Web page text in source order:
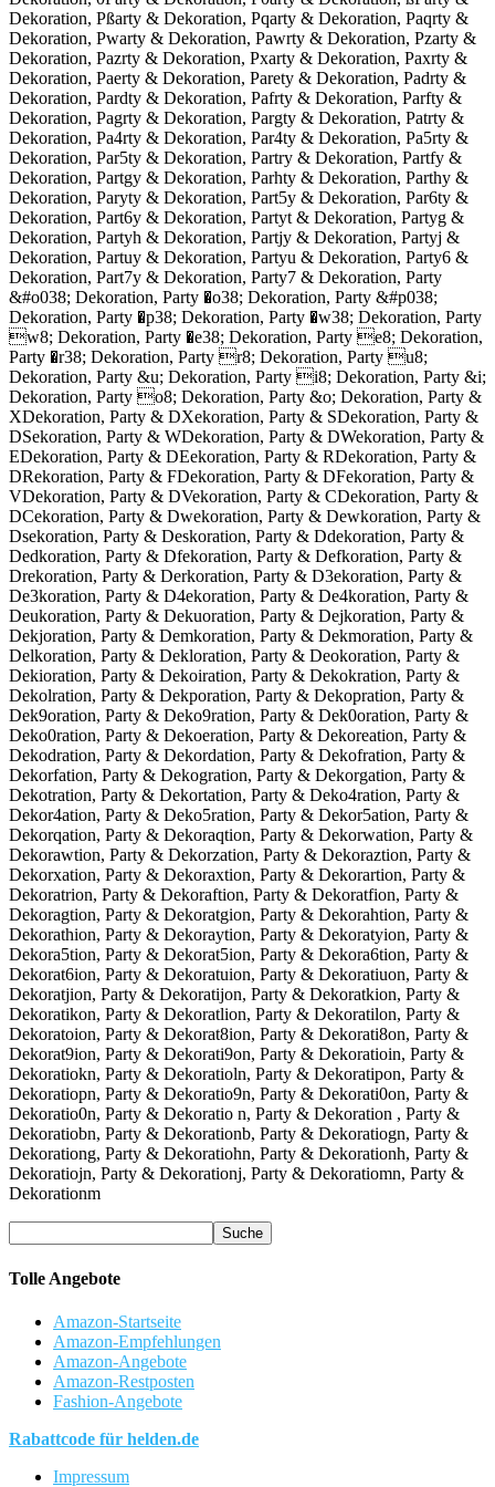
Dekoration, Pßarty & Dekoration, Pqarty & Dekoration, Paqrty &
Dekoration, Pwarty & Dekoration, Pawrty & Dekoration, Pzarty &
Dekoration, Pazrty & Dekoration, Pxarty & Dekoration, Paxrty &
Dekoration, Paerty & Dekoration, Parety & Dekoration, Padrty &
Dekoration, Pardty & Dekoration, Pafrty & Dekoration, Parfty &
Dekoration, Pagrty & Dekoration, Pargty & Dekoration, Patrty &
Dekoration, Pa4rty & Dekoration, Par4ty & Dekoration, Pa5rty &
Dekoration, Par5ty & Dekoration, Partry & Dekoration, Partfy &
Dekoration, Partgy & Dekoration, Parhty & Dekoration, Parthy &
Dekoration, Paryty & Dekoration, Part5y & Dekoration, Par6ty &
Dekoration, Part6y & Dekoration, Partyt & Dekoration, Partyg &
Dekoration, Partyh & Dekoration, Partjy & Dekoration, Partyj &
Dekoration, Partuy & Dekoration, Partyu & Dekoration, Party6 &
Dekoration, Part7y & Dekoration, Party7 & Dekoration, Party
&#o038; Dekoration, Party �o38; Dekoration, Party &#p038;
Dekoration, Party �p38; Dekoration, Party �w38; Dekoration, Party
w8; Dekoration, Party �e38; Dekoration, Party e8; Dekoration,
Party �r38; Dekoration, Party r8; Dekoration, Party u8;
Dekoration, Party &u; Dekoration, Party i8; Dekoration, Party &i;
Dekoration, Party o8; Dekoration, Party &o; Dekoration, Party &
XDekoration, Party & DXekoration, Party & SDekoration, Party &
DSekoration, Party & WDekoration, Party & DWekoration, Party &
EDekoration, Party & DEekoration, Party & RDekoration, Party &
DRekoration, Party & FDekoration, Party & DFekoration, Party &
VDekoration, Party & DVekoration, Party & CDekoration, Party &
DCekoration, Party & Dwekoration, Party & Dewkoration, Party &
Dsekoration, Party & Deskoration, Party & Ddekoration, Party &
Dedkoration, Party & Dfekoration, Party & Defkoration, Party &
Drekoration, Party & Derkoration, Party & D3ekoration, Party &
De3koration, Party & D4ekoration, Party & De4koration, Party &
Deukoration, Party & Dekuoration, Party & Dejkoration, Party &
Dekjoration, Party & Demkoration, Party & Dekmoration, Party &
Delkoration, Party & Dekloration, Party & Deokoration, Party &
Dekioration, Party & Dekoiration, Party & Dekokration, Party &
Dekolration, Party & Dekporation, Party & Dekopration, Party &
Dek9oration, Party & Deko9ration, Party & Dek0oration, Party &
Deko0ration, Party & Dekoeration, Party & Dekoreation, Party &
Dekodration, Party & Dekordation, Party & Dekofration, Party &
Dekorfation, Party & Dekogration, Party & Dekorgation, Party &
Dekotration, Party & Dekortation, Party & Deko4ration, Party &
Dekor4ation, Party & Deko5ration, Party & Dekor5ation, Party &
Dekorqation, Party & Dekoraqtion, Party & Dekorwation, Party &
Dekorawtion, Party & Dekorzation, Party & Dekoraztion, Party &
Dekorxation, Party & Dekoraxtion, Party & Dekorartion, Party &
Dekoratrion, Party & Dekoraftion, Party & Dekoratfion, Party &
Dekoragtion, Party & Dekoratgion, Party & Dekorahtion, Party &
Dekorathion, Party & Dekoraytion, Party & Dekoratyion, Party &
Dekora5tion, Party & Dekorat5ion, Party & Dekora6tion, Party &
Dekorat6ion, Party & Dekoratuion, Party & Dekoratiuon, Party &
Dekoratjion, Party & Dekoratijon, Party & Dekoratkion, Party &
Dekoratikon, Party & Dekoratlion, Party & Dekoratilon, Party &
Dekoratoion, Party & Dekorat8ion, Party & Dekorati8on, Party &
Dekorat9ion, Party & Dekorati9on, Party & Dekoratioin, Party &
Dekoratiokn, Party & Dekoratioln, Party & Dekoratipon, Party &
Dekoratiopn, Party & Dekoratio9n, Party & Dekorati0on, Party &
Dekoratio0n, Party & Dekoratio n, Party & Dekoration , Party &
Dekoratiobn, Party & Dekorationb, Party & Dekoratiogn, Party &
Dekorationg, Party & Dekoratiohn, Party & Dekorationh, Party &
Dekoratiojn, Party & Dekorationj, Party & Dekoratiomn, Party &
Dekorationm
Tolle Angebote
Amazon-Startseite
Amazon-Empfehlungen
Amazon-Angebote
Amazon-Restposten
Fashion-Angebote
Rabattcode für helden.de
Impressum